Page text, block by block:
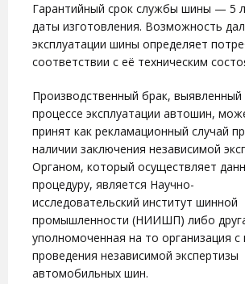
Гарантийный срок службы шины — 5
даты изготовления. Возможность
эксплуатации шины определяет
соответствии с её техническим
Производственный брак, выявленный
процессе эксплуатации автошин,
принят как рекламационный случай
наличии заключения независимой
Органом, который осуществляет
процедуру, является Научно-
исследовательский институт шинной
промышленности (НИИШП) либо
уполномоченная на то организация с
проведения независимой экспертизы
автомобильных шин.